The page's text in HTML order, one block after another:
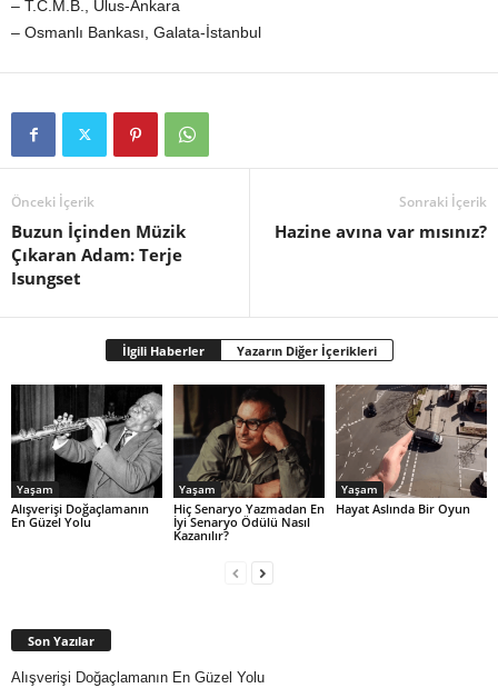
– T.C.M.B., Ulus-Ankara
– Osmanlı Bankası, Galata-İstanbul
Önceki İçerik
Buzun İçinden Müzik
Çıkaran Adam: Terje
Isungset
Sonraki İçerik
Hazine avına var mısınız?
İlgili Haberler Yazarın Diğer İçerikleri
Yaşam
Alışverişi Doğaçlamanın
En Güzel Yolu
Yaşam
Hiç Senaryo Yazmadan En
İyi Senaryo Ödülü Nasıl
Kazanılır?
Yaşam
Hayat Aslında Bir Oyun
Son Yazılar
Alışverişi Doğaçlamanın En Güzel Yolu